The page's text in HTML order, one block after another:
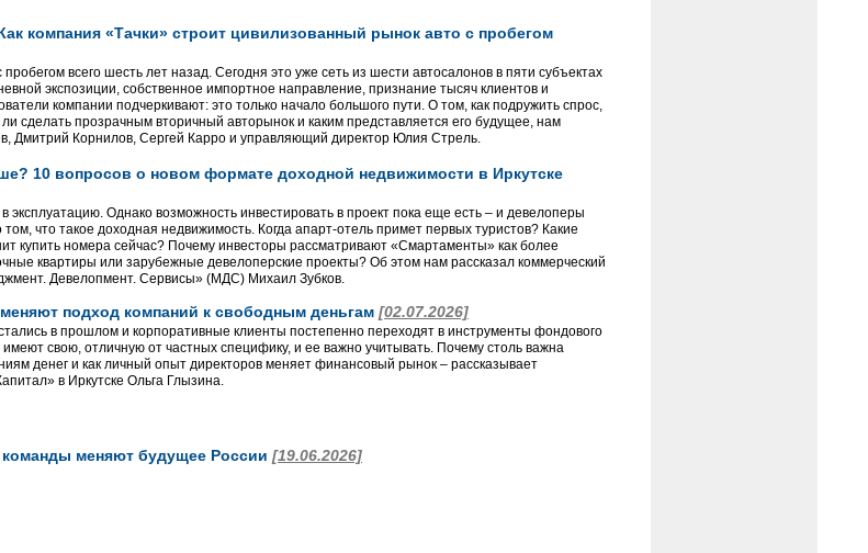
компания «Тачки» строит цивилизованный рынок авто с пробегом
всего шесть лет назад. Сегодня это уже сеть из шести автосалонов в пяти субъектах
экспозиции, собственное импортное направление, признание тысяч клиентов и
компании подчеркивают: это только начало большого пути. О том, как подружить спрос,
сделать прозрачным вторичный авторынок и каким представляется его будущее, нам
Дмитрий Корнилов, Сергей Карро и управляющий директор Юлия Стрель.
10 вопросов о новом формате доходной недвижимости в Иркутске
Однако возможность инвестировать в проект пока еще есть – и девелоперы
что такое доходная недвижимость. Когда апарт-отель примет первых туристов? Какие
купить номера сейчас? Почему инвесторы рассматривают «Смартаменты» как более
квартиры или зарубежные девелоперские проекты? Об этом нам рассказал коммерческий
Девелопмент. Сервисы» (МДС) Михаил Зубков.
подход компаний к свободным деньгам [02.07.2026]
в прошлом и корпоративные клиенты постепенно переходят в инструменты фондового
свою, отличную от частных специфику, и ее важно учитывать. Почему столь важна
денег и как личный опыт директоров меняет финансовый рынок – рассказывает
в Иркутске Ольга Глызина.
меняют будущее России [19.06.2026]